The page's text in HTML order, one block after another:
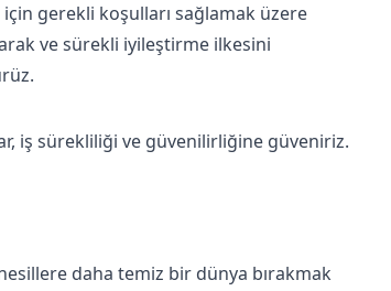
gerekli koşulları sağlamak üzere
ve sürekli iyileştirme ilkesini
iş sürekliliği ve güvenilirliğine güveniriz.
daha temiz bir dünya bırakmak